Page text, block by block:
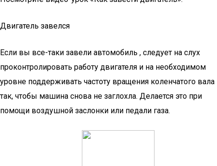
Двигатель завелся
Если вы все-таки завели автомобиль , следует на слух
проконтролировать работу двигателя и на необходимом
уровне поддерживать частоту вращения коленчатого вала
так, чтобы машина снова не заглохла. Делается это при
помощи воздушной заслонки или педали газа.